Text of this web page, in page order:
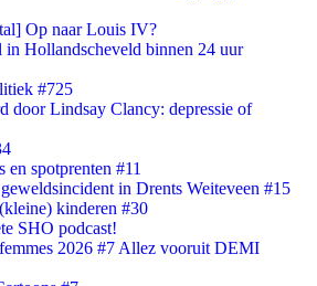
Op naar Louis IV?
Hollandscheveld binnen 24 uur
#725
door Lindsay Clancy: depressie of
en spotprenten #11
in Drents Weiteveen #15
kinderen #30
SHO podcast!
2026 #7 Allez vooruit DEMI